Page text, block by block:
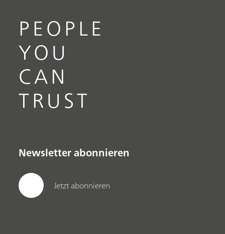
PEOPLE
YOU
CAN
TRUST
Newsletter abonnieren
Jetzt abonnieren